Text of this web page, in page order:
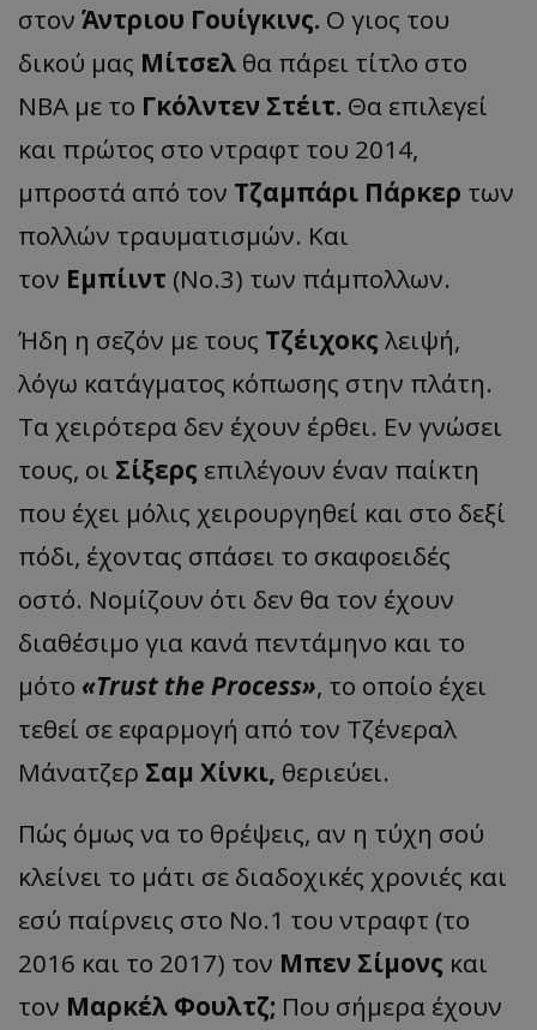
στον Άντριου Γουίγκινς. Ο γιος του
δικού μας Μίτσελ θα πάρει τίτλο στο
ΝΒΑ με το Γκόλντεν Στέιτ. Θα επιλεγεί
και πρώτος στο ντραφτ του 2014,
μπροστά από τον Τζαμπάρι Πάρκερ των
πολλών τραυματισμών. Και
τον Εμπίιντ (Νο.3) των πάμπολλων.
Ήδη η σεζόν με τους Τζέιχοκς λειψή,
λόγω κατάγματος κόπωσης στην πλάτη.
Τα χειρότερα δεν έχουν έρθει. Εν γνώσει
τους, οι Σίξερς επιλέγουν έναν παίκτη
που έχει μόλις χειρουργηθεί και στο δεξί
πόδι, έχοντας σπάσει το σκαφοειδές
οστό. Νομίζουν ότι δεν θα τον έχουν
διαθέσιμο για κανά πεντάμηνο και το
μότο «Trust the Process», το οποίο έχει
τεθεί σε εφαρμογή από τον Τζένεραλ
Μάνατζερ Σαμ Χίνκι, θεριεύει.
Πώς όμως να το θρέψεις, αν η τύχη σού
κλείνει το μάτι σε διαδοχικές χρονιές και
εσύ παίρνεις στο Νο.1 του ντραφτ (το
2016 και το 2017) τον Μπεν Σίμονς και
τον Μαρκέλ Φουλτζ; Που σήμερα έχουν